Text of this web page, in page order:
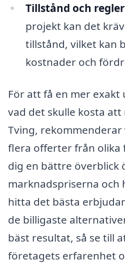
Tillstånd och
projekt kan det
tillstånd, vilket kan
kostnader och
För att få en mer
vad det skulle kosta
Tving,
flera offerter från olika
dig en bättre överblick
marknadspriserna och
hitta det bästa
de billigaste
bäst resultat, så se till
företagets erfarenhet